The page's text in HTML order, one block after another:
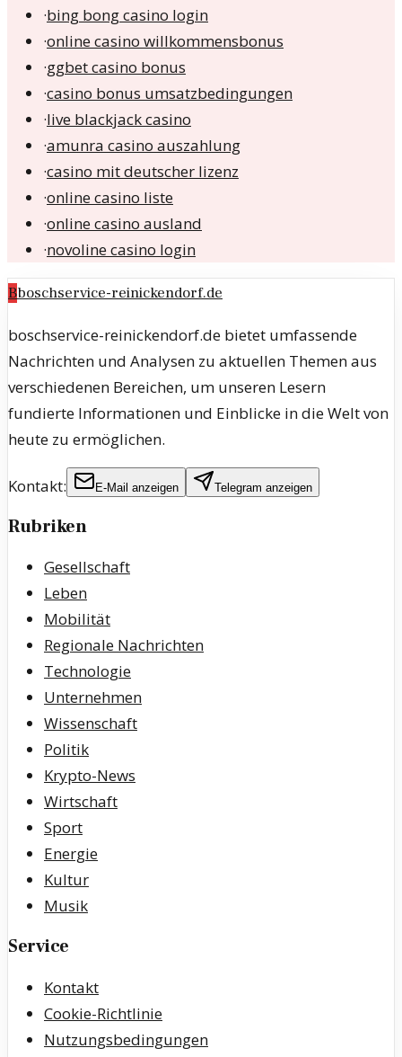
·bing bong casino login
·online casino willkommensbonus
·ggbet casino bonus
·casino bonus umsatzbedingungen
·live blackjack casino
·amunra casino auszahlung
·casino mit deutscher lizenz
·online casino liste
·online casino ausland
·novoline casino login
Bboschservice-reinickendorf.de
boschservice-reinickendorf.de bietet umfassende
Nachrichten und Analysen zu aktuellen Themen aus
verschiedenen Bereichen, um unseren Lesern
fundierte Informationen und Einblicke in die Welt von
heute zu ermöglichen.
Kontakt: E-Mail anzeigen Telegram anzeigen
Rubriken
Gesellschaft
Leben
Mobilität
Regionale Nachrichten
Technologie
Unternehmen
Wissenschaft
Politik
Krypto-News
Wirtschaft
Sport
Energie
Kultur
Musik
Service
Kontakt
Cookie-Richtlinie
Nutzungsbedingungen